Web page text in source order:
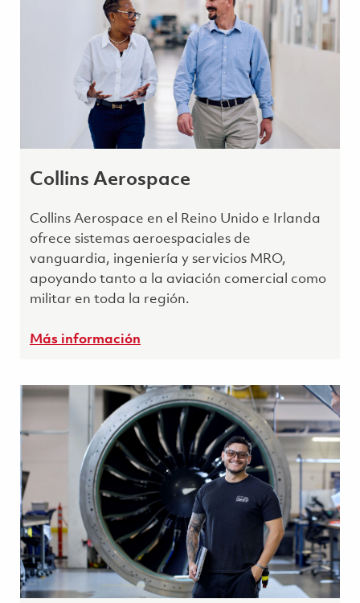
Collins Aerospace
Collins Aerospace en el Reino Unido e Irlanda
ofrece sistemas aeroespaciales de
vanguardia, ingeniería y servicios MRO,
apoyando tanto a la aviación comercial como
militar en toda la región.
Más información